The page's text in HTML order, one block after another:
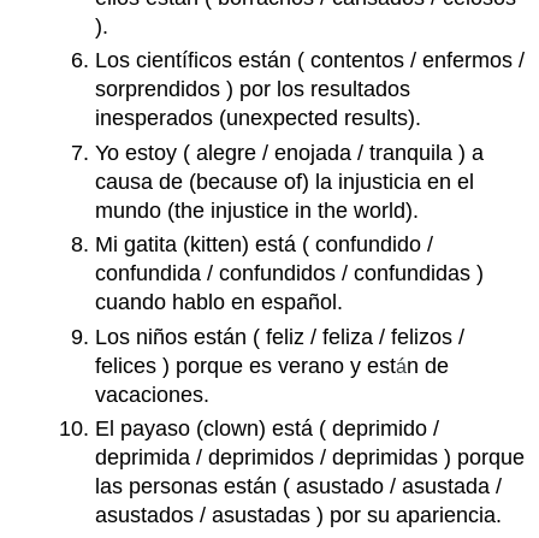
B.
¿Cómo
es?
¿Cómo
está
ahora?
Actividades:
Conjunciones
coordinadas/
question
word
A.
¿Estás
triste
or
feliz?
).
Los científicos están ( contentos / enfermos /
sorprendidos ) por los resultados
inesperados (unexpected results).
Yo estoy ( alegre / enojada / tranquila ) a
causa de (because of) la injusticia en el
mundo (the injustice in the world).
Mi gatita (kitten) está ( confundido /
confundida / confundidos / confundidas )
cuando hablo en español.
Los niños están ( feliz / feliza / felizos /
felices ) porque es verano y están de
vacaciones.
El payaso (clown) está ( deprimido /
deprimida / deprimidos / deprimidas ) porque
las personas están ( asustado / asustada /
asustados / asustadas ) por su apariencia.